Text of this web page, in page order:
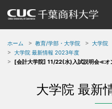
ホーム 教育/学部・大学院 大学院
大学院 最新情報 2023年度
[会計大学院] 11/22(水)入試説明会≪オ
大学院 最新